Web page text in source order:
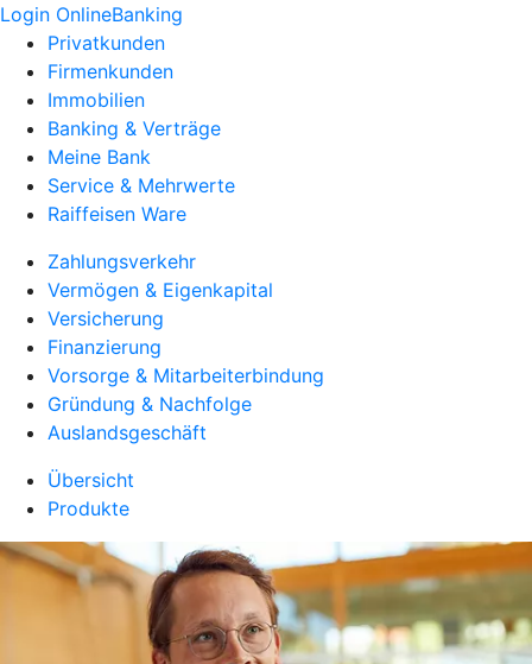
Login OnlineBanking
Privatkunden
Firmenkunden
Immobilien
Banking & Verträge
Meine Bank
Service & Mehrwerte
Raiffeisen Ware
Zahlungsverkehr
Vermögen & Eigenkapital
Versicherung
Finanzierung
Vorsorge & Mitarbeiterbindung
Gründung & Nachfolge
Auslandsgeschäft
Übersicht
Produkte